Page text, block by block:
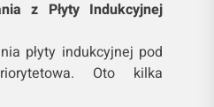
z Płyty Indukcyjnej
płyty indukcyjnej pod
Oto kilka